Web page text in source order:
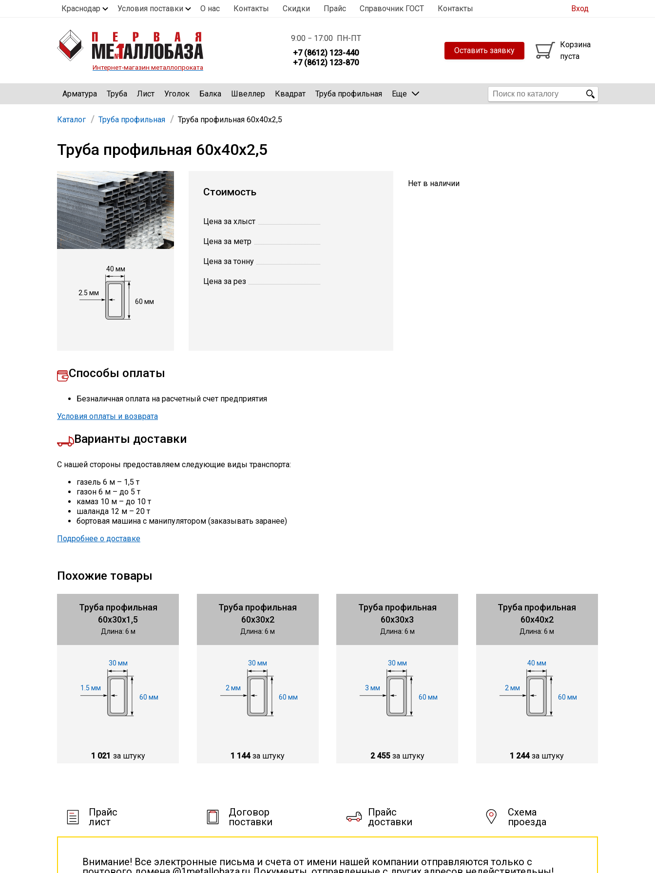
Краснодар Условия поставки О нас Контакты Скидки Прайс Справочник ГОСТ Контакты Вход
Интернет-магазин металлопроката
9:00 − 17:00 ПН-ПТ
+7 (8612) 123-440
+7 (8612) 123-870
Корзина
пуста
Оставить заявку
Арматура Труба Лист Уголок Балка Швеллер Квадрат Труба профильная Еще
Каталог Труба профильная Труба профильная 60х40х2,5
Труба профильная 60х40х2,5
2.5 мм
60 мм
40 мм
Стоимость
Цена за хлыст
Цена за метр
Цена за тонну
Цена за рез
Нет в наличии
Способы оплаты
Безналичная оплата на расчетный счет предприятия
Условия оплаты и возврата
Варианты доставки
С нашей стороны предоставляем следующие виды транспорта:
газель 6 м – 1,5 т
газон 6 м – до 5 т
камаз 10 м – до 10 т
шаланда 12 м – 20 т
бортовая машина с манипулятором (заказывать заранее)
Подробнее о доставке
Похожие товары
Труба профильная
60х30х1,5
Длина: 6 м
1.5 мм
60 мм
30 мм
1 021 за штуку
Труба профильная
60х30х2
Длина: 6 м
2 мм
60 мм
30 мм
1 144 за штуку
Труба профильная
60х30х3
Длина: 6 м
3 мм
60 мм
30 мм
2 455 за штуку
Труба профильная
60х40х2
Длина: 6 м
2 мм
60 мм
40 мм
1 244 за штуку
Прайс
лист
Договор
поставки
Прайс
доставки
Схема
проезда
Внимание! Все электронные письма и счета от имени нашей компании отправляются только с